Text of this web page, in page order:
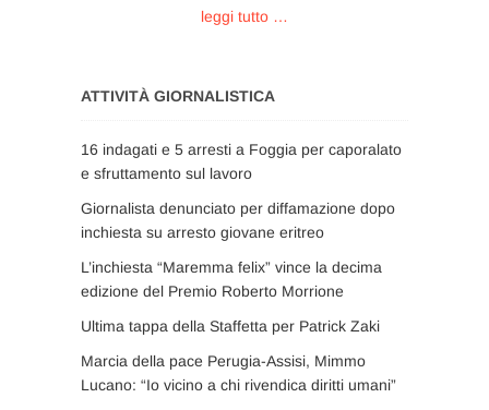
leggi tutto …
ATTIVITÀ GIORNALISTICA
16 indagati e 5 arresti a Foggia per caporalato
e sfruttamento sul lavoro
Giornalista denunciato per diffamazione dopo
inchiesta su arresto giovane eritreo
L’inchiesta “Maremma felix” vince la decima
edizione del Premio Roberto Morrione
Ultima tappa della Staffetta per Patrick Zaki
Marcia della pace Perugia-Assisi, Mimmo
Lucano: “Io vicino a chi rivendica diritti umani”